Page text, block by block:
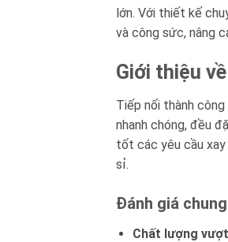
lớn. Với thiết kế
và công sức, nâng
Giới thiệu
Tiếp nối thành
nhanh chóng, đều
tốt các yêu cầu xay
sỉ.
Đánh giá
Chất lượng